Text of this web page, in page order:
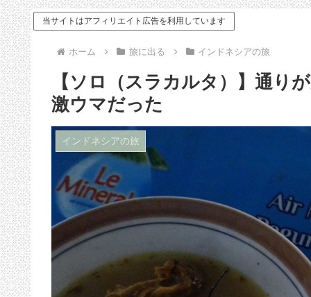
当サイトはアフィリエイト広告を利用しています
ホーム 旅に出る インドネシアの旅
【ソロ（スラカルタ）】通り
激ウマだった
インドネシアの旅